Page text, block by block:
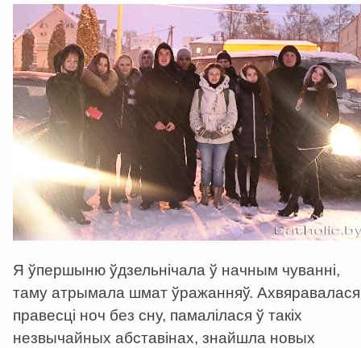
Я ўпершыню ўдзельнiчала ў начным чуваннi,
таму атрымала шмат ўражанняў. Ахвяравалася
правесці ноч без сну, памалiлася ў такiх
незвычайных абставiнах, знайшла новых